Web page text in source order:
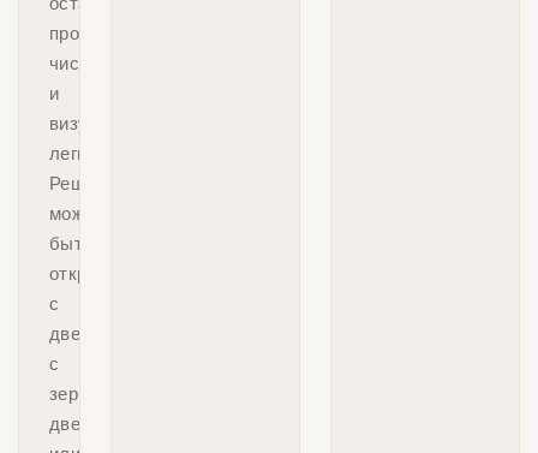
пространство
чистым
и
визуально
легким.
Решение
может
быть
открытым,
с
дверями,
с
зеркальными
дверями